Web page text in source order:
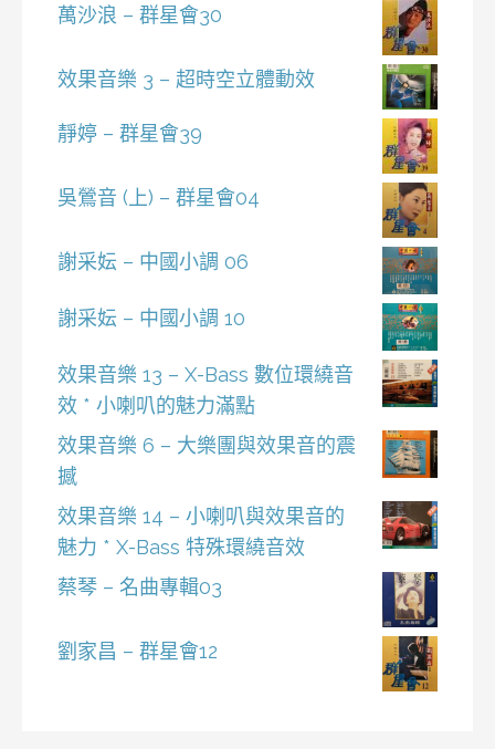
萬沙浪 – 群星會30
效果音樂 3 – 超時空立體動效
靜婷 – 群星會39
吳鶯音 (上) – 群星會04
謝采妘 – 中國小調 06
謝采妘 – 中國小調 10
效果音樂 13 – X-Bass 數位環繞音
效 * 小喇叭的魅力滿點
效果音樂 6 – 大樂團與效果音的震
撼
效果音樂 14 – 小喇叭與效果音的
魅力 * X-Bass 特殊環繞音效
蔡琴 – 名曲專輯03
劉家昌 – 群星會12